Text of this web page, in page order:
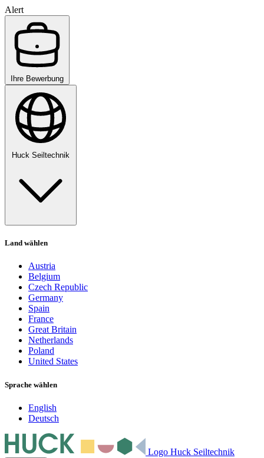
Alert
Ihre Bewerbung
Huck Seiltechnik
Land wählen
Austria
Belgium
Czech Republic
Germany
Spain
France
Great Britain
Netherlands
Poland
United States
Sprache wählen
English
Deutsch
Logo Huck Seiltechnik